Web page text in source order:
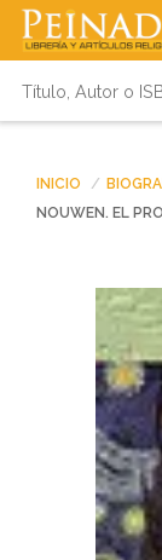
INICIO
NOUWEN. EL